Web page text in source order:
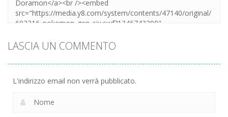
LASCIA UN COMMENTO
L'indirizzo email non verrà pubblicato.